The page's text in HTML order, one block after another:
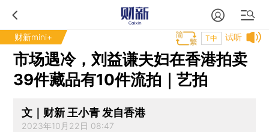
财新mini+ 试听
T中
市场遇冷，刘益谦夫妇在香港拍卖
39件藏品有10件流拍｜艺拍
文｜财新 王小青 发自香港
2023年10月22日 08:47